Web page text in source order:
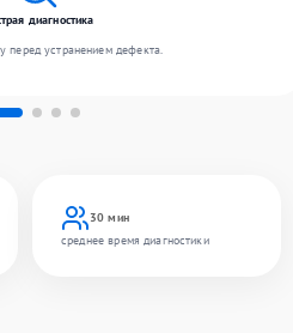
30 мин
среднее время диагностики
диагностика
перед устранением дефекта.